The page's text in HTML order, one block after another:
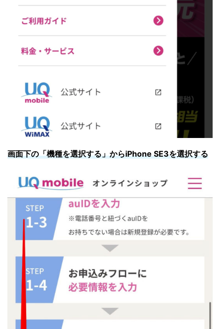
画面下の「機種を選択する」からiPhone SE3を選択する